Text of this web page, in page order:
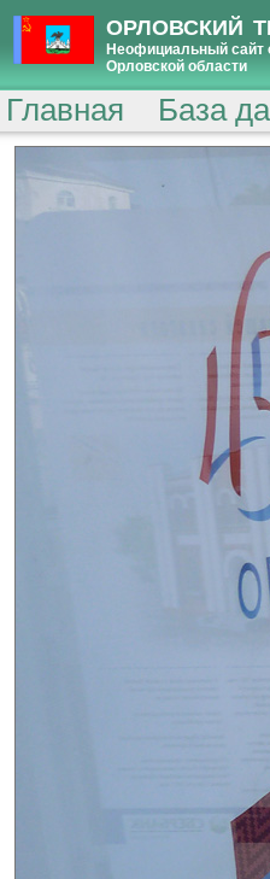
ОРЛОВСКИЙ
Неофициальный сайт
Орловской области
Главная База